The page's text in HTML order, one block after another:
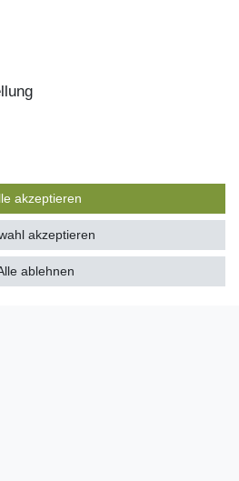
akzeptieren
ablehnen
akzeptieren
ebay.de, amazon.de, shopvote.de ⓘ
der Bewertungen